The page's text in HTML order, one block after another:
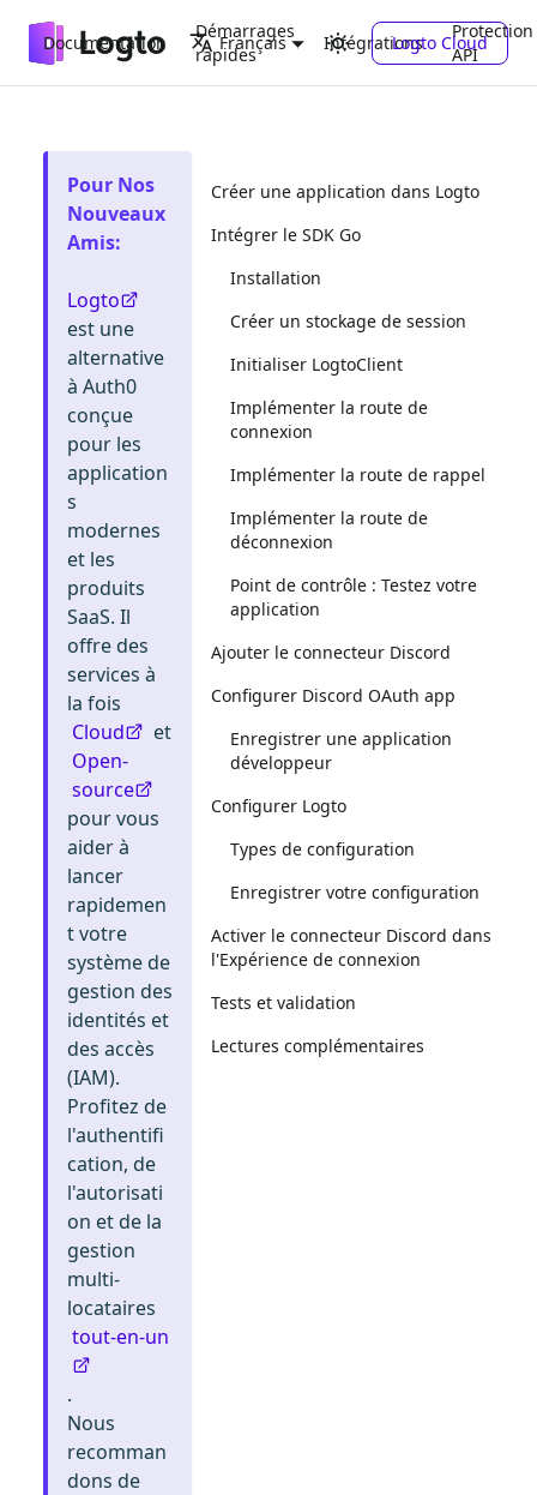
Documentation
Démarrages
rapides
Intégrations
Protection
API
Français Logto Cloud
Pour Nos
Nouveaux
Amis:
Logto
est une
alternative
à Auth0
conçue
pour les
application
s
modernes
et les
produits
SaaS. Il
offre des
services à
la fois
Cloud
et
Open-
source
pour vous
aider à
lancer
rapidemen
t votre
système de
gestion des
identités et
des accès
(IAM).
Profitez de
l'authentifi
cation, de
l'autorisati
on et de la
gestion
multi-
locataires
tout-en-un
.
Nous
recomman
dons de
Créer une application dans Logto
Intégrer le SDK Go
Installation
Créer un stockage de session
Initialiser LogtoClient
Implémenter la route de
connexion
Implémenter la route de rappel
Implémenter la route de
déconnexion
Point de contrôle : Testez votre
application
Ajouter le connecteur Discord
Configurer Discord OAuth app
Enregistrer une application
développeur
Configurer Logto
Types de configuration
Enregistrer votre configuration
Activer le connecteur Discord dans
l'Expérience de connexion
Tests et validation
Lectures complémentaires